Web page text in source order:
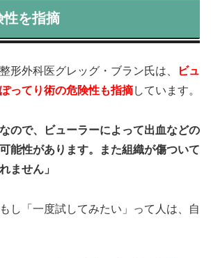
性を指摘
形外科医グレッグ・ブラン氏は、
ビュ
ってり術の危険性も指摘しています。
ので、ビューラーによって出血などの
能性があります。また組織が傷ついて
ません」
し「一度試してみたい」って人は、自